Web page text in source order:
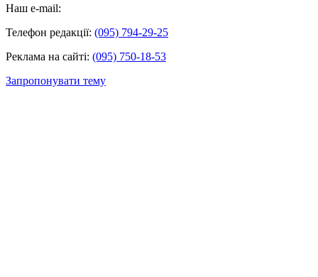
Наш e-mail:
Телефон редакції: (095) 794-29-25
Реклама на сайті: (095) 750-18-53
Запропонувати тему